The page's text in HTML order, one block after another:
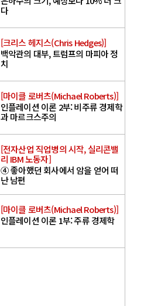
다
[크리스 헤지스(Chris Hedges)]
백악관의 대부, 트럼프의 마피아 정
치
[마이클 로버츠(Michael Roberts)]
인플레이션 이론 2부: 비주류 경제학
과 마르크스주의
[전자산업 직업병의 시작, 실리콘밸
리 IBM 노동자]
④ 좋아했던 회사에서 암을 얻어 떠
난 남편
[마이클 로버츠(Michael Roberts)]
인플레이션 이론 1부: 주류 경제학